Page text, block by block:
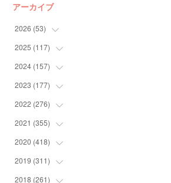
アーカイブ
2026 (53)
(1)
(5)
(7)
(11
(8)
(6)
(8)
( 7)
2025 (117)
(11
(12
(12
(13
(6)
(5)
(3)
2024 (157)
(13
(13
(10
(13
(11
(11
2023 (177)
(20
(10
(11
(13
(15
2022 (276)
(17
(16
(21
(21
2021 (355)
(19
(12
(16
2020 (418)
(44
(59
2019 (311)
(25
2018 (261)